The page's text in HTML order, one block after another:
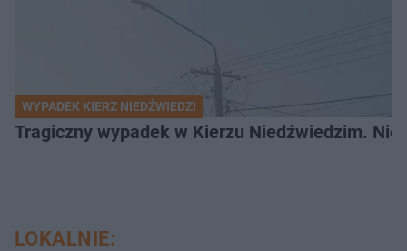
WYPADEK KIERZ NIEDŹWIEDZI
Tragiczny wypadek w Kierzu Niedźwiedzim.
LOKALNIE: